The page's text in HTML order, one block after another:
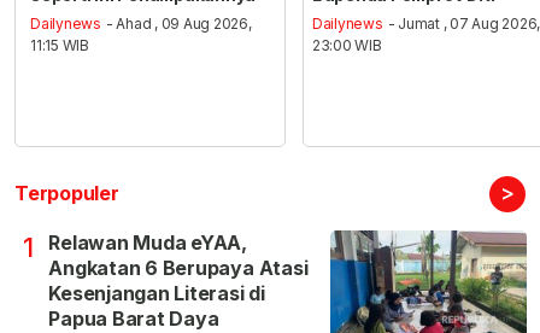
Dailynews - Ahad , 09 Aug 2026,
11:15 WIB
Dailynews - Jumat , 07 Aug 2026,
23:00 WIB
Terpopuler >
1
Relawan Muda eYAA,
Angkatan 6 Berupaya Atasi
Kesenjangan Literasi di
Papua Barat Daya